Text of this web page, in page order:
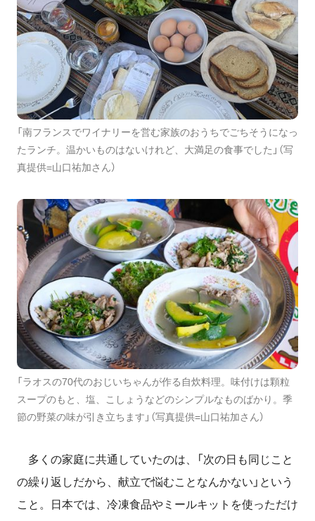
「南フランスでワイナリーを営む家族のおうちでごちそうになっ
たランチ。温かいものはないけれど、大満足の食事でした」（写
真提供=山口祐加さん）
「ラオスの70代のおじいちゃんが作る自炊料理。味付けは顆粒
スープのもと、塩、こしょうなどのシンプルなものばかり。季
節の野菜の味が引き立ちます」（写真提供=山口祐加さん）
多くの家庭に共通していたのは、「次の日も同じこと
の繰り返しだから、献立で悩むことなんかない」という
こと。
日本では、冷凍食品やミールキットを使っただけ